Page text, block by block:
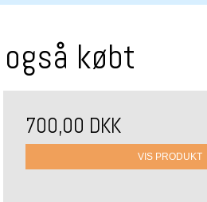
købt
700,00 DKK
VIS PRODUKT